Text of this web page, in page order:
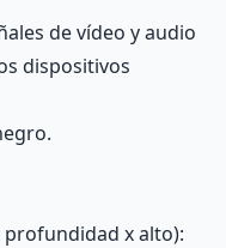
de vídeo y audio
dispositivos
x alto):